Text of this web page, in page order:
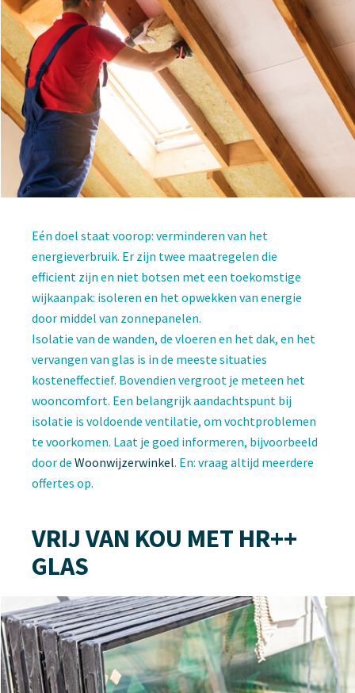
Eén doel staat voorop: verminderen van het
energieverbruik. Er zijn twee maatregelen die
efficient zijn en niet botsen met een toekomstige
wijkaanpak: isoleren en het opwekken van energie
door middel van zonnepanelen.
Isolatie van de wanden, de vloeren en het dak, en het
vervangen van glas is in de meeste situaties
kosteneffectief. Bovendien vergroot je meteen het
wooncomfort. Een belangrijk aandachtspunt bij
isolatie is voldoende ventilatie, om vochtproblemen
te voorkomen. Laat je goed informeren, bijvoorbeeld
door de Woonwijzerwinkel. En: vraag altijd meerdere
offertes op.
VRIJ VAN KOU MET HR++
GLAS